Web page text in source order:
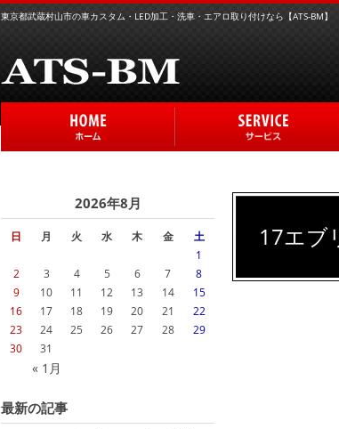
東京都武蔵村山市の車カスタム・LED加工・洗車・エアロ取り付けなら【ATS-BM】
17エブ
2026年8月
日 月 火 水 木 金 土
« 1月
1
2
3 4 5 6 7
8
9
10 11 12 13 14
15
16
17 18 19 20 21
22
23
24 25 26 27 28
29
30
31
最新の記事